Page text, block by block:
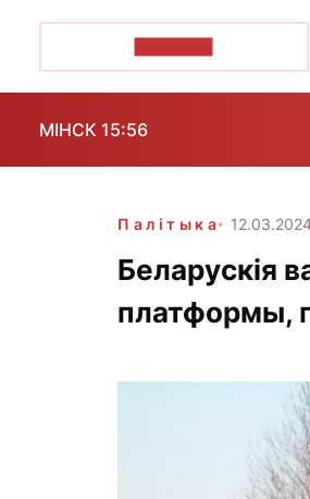
МІНСК 15:56
Палітыка
Беларускія
платформы,